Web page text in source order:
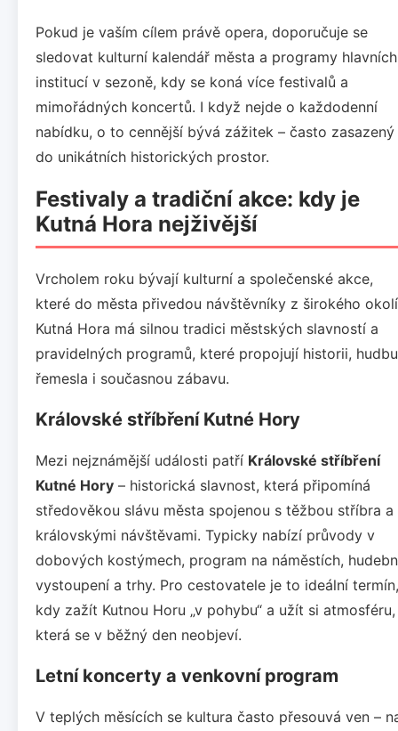
Pokud je vaším cílem právě opera, doporučuje se
sledovat kulturní kalendář města a programy hlavních
institucí v sezoně, kdy se koná více festivalů a
mimořádných koncertů. I když nejde o každodenní
nabídku, o to cennější bývá zážitek – často zasazený
do unikátních historických prostor.
Festivaly a tradiční akce: kdy je
Kutná Hora nejživější
Vrcholem roku bývají kulturní a společenské akce,
které do města přivedou návštěvníky z širokého
Kutná Hora má silnou tradici městských slavností a
pravidelných programů, které propojují historii,
řemesla i současnou zábavu.
Královské stříbření Kutné Hory
Mezi nejznámější události patří Královské stříbření
Kutné Hory – historická slavnost, která připomíná
středověkou slávu města spojenou s těžbou stříbra a
královskými návštěvami. Typicky nabízí průvody v
dobových kostýmech, program na náměstích,
vystoupení a trhy. Pro cestovatele je to ideální termín,
kdy zažít Kutnou Horu „v pohybu“ a užít si atmosféru,
která se v běžný den neobjeví.
Letní koncerty a venkovní program
V teplých měsících se kultura často přesouvá ven –